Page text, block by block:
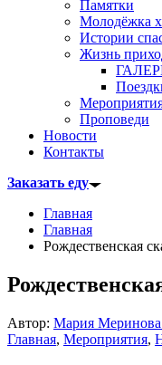
Памятки
Молодёжка
Истории
Жизнь
Проповеди
Новости
Контакты
Заказать еду
Главная
Главная
Рождественская
Автор: Мария Меринова
Главная, Мероприятия,